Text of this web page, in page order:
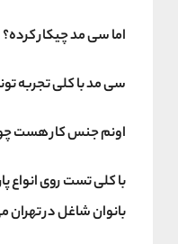
اما سی مد چیکار کرده؟
سی مد با کلی تجربه
اونم جنس کار هست
با کلی تست روی انواع
بانوان شاغل در تهران